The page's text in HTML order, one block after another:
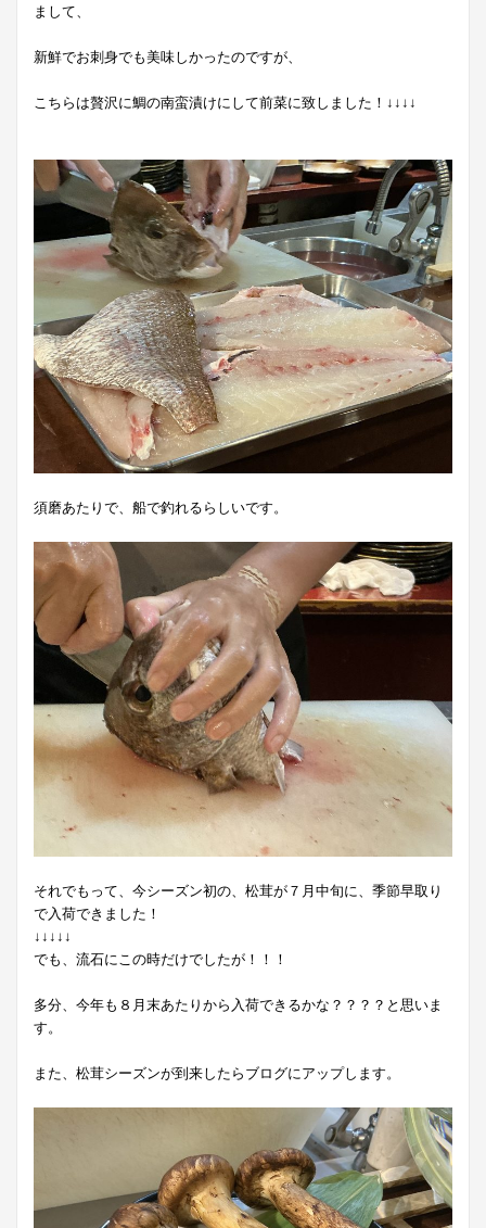
まして、
新鮮でお刺身でも美味しかったのですが、
こちらは贅沢に鯛の南蛮漬けにして前菜に致しました！↓↓↓↓
須磨あたりで、船で釣れるらしいです。
それでもって、今シーズン初の、松茸が７月中旬に、季節早取り
で入荷できました！
↓↓↓↓↓
でも、流石にこの時だけでしたが！！！
多分、今年も８月末あたりから入荷できるかな？？？？と思いま
す。
また、松茸シーズンが到来したらブログにアップします。